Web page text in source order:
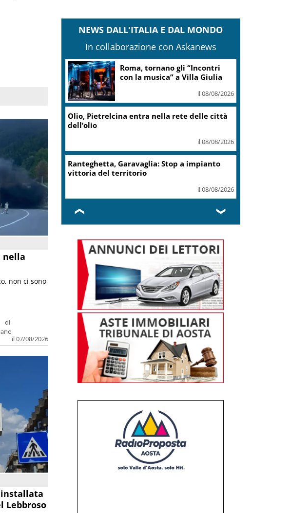
nella
di
il 07/08/2026
non ci sono
installata
Lebbroso
NEWS DALL'ITALIA E DAL MONDO
In collaborazione con Askanews
Adyen e GetYourGuide: 15
anni di innovazione per le
il 07/08/2026
il 07/08/2026
Telepass: +20% di interesse
per i viaggi in auto
il 07/08/2026
❮ ❯